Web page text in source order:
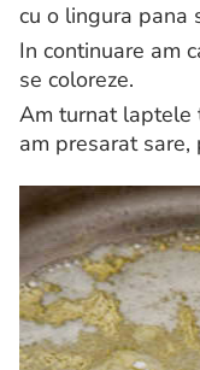
cu o lingura pana
In continuare am
se coloreze.
Am turnat laptele
am presarat